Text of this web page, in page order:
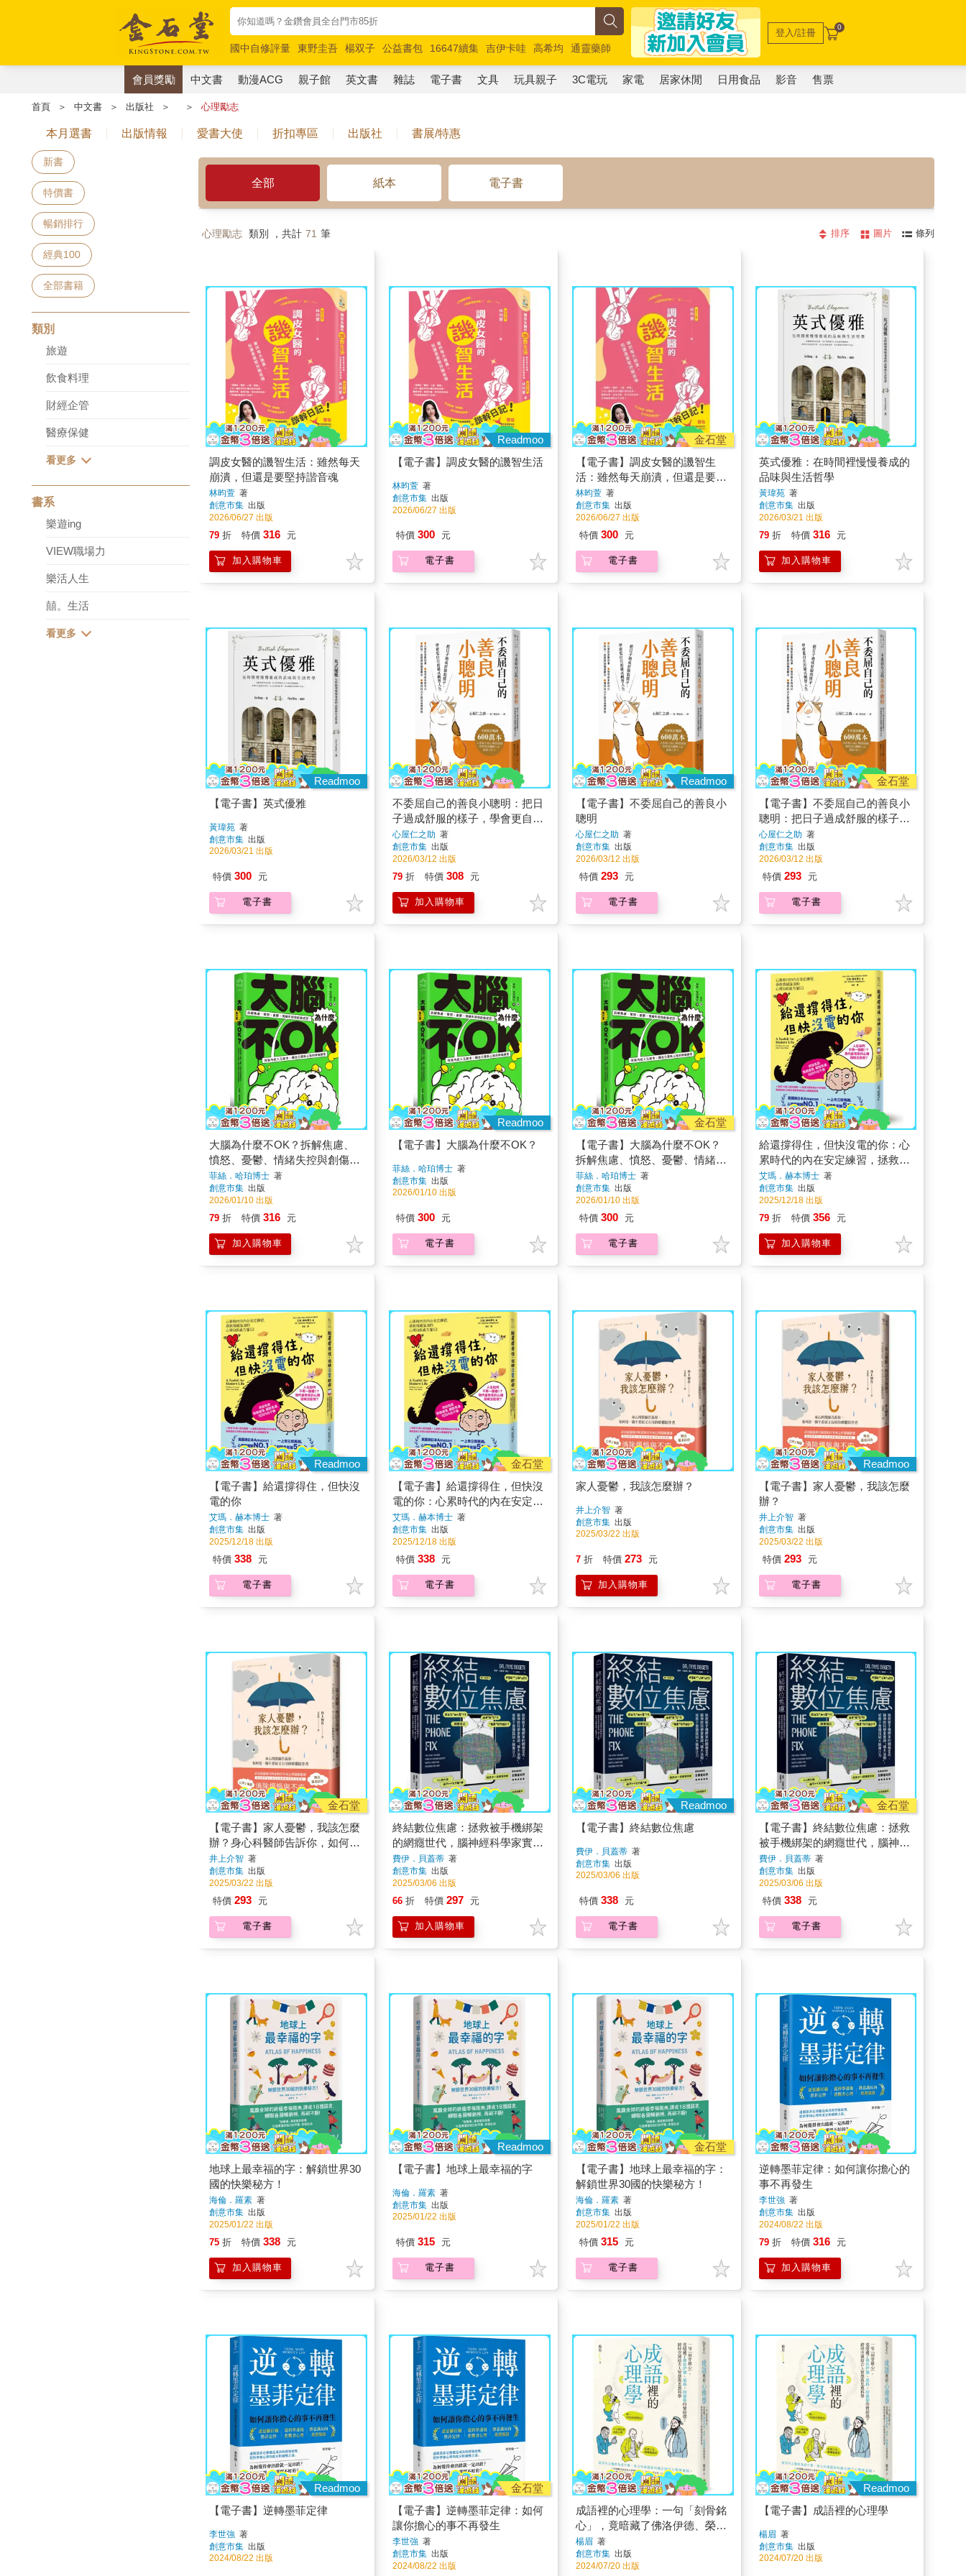
國中自修評量 東野圭吾 楊双子 公益書包 16647續集 吉伊卡哇 高希均
通靈藥師
唯紅花綻放
奧德賽 路邊攤新作 馬斯克 玩具總動員5 超慢跑
登入/註冊 0
會員獎勵 中文書 動漫ACG 親子館 英文書 雜誌 電子書 文具 玩具親子 3C電玩 家電 居家休閒 日用食品 影音 售票
首頁 ＞ 中文書 ＞ 出版社 ＞ ＞ 心理勵志
本月選書 出版情報 愛書大使 折扣專區 出版社 書展/特惠
新書
特價書
暢銷排行
經典100
全部書籍
類別
旅遊
飲食料理
財經企管
醫療保健
書系
樂遊ing
VIEW職場力
樂活人生
囍。生活
全部 紙本 電子書
心理勵志 類別 ，共計 71 筆 排序 圖片 條列
調皮女醫的譏智生活：雖然每天
崩潰，但還是要堅持諧音魂
林昀萱 著
創意市集 出版
2026/06/27 出版
79 折 特價 316 元
加入購物車
Readmoo
【電子書】調皮女醫的譏智生活
林昀萱著
創意市集 出版
2026/06/27 出版
特價 300 元
電子書
金石堂
【電子書】調皮女醫的譏智生
活：雖然每天崩潰，但還是要堅
持諧音魂
林昀萱著
創意市集 出版
2026/06/27 出版
特價 300 元
電子書
英式優雅：在時間裡慢慢養成的
品味與生活哲學
黃瑋苑著
創意市集 出版
2026/03/21 出版
79 折 特價 316 元
加入購物車
Readmoo
【電子書】英式優雅
黃瑋苑 著
創意市集 出版
2026/03/21 出版
特價 300 元
電子書
不委屈自己的善良小聰明：把日
子過成舒服的樣子，學會更自在
的貓式機智人生
心屋仁之助 著
創意市集 出版
2026/03/12 出版
79 折 特價 308 元
加入購物車
Readmoo
【電子書】不委屈自己的善良小
聰明
心屋仁之助 著
創意市集 出版
2026/03/12 出版
特價 293 元
電子書
金石堂
【電子書】不委屈自己的善良小
聰明：把日子過成舒服的樣子，
學會更自在的貓式機智人生
心屋仁之助 著
創意市集 出版
2026/03/12 出版
特價 293 元
電子書
大腦為什麼不OK？拆解焦慮、
憤怒、憂鬱、情緒失控與創傷成
因，改寫內在人生劇本，讓自己
重新上路的修復練習
菲絲．哈珀博士 著
創意市集 出版
2026/01/10 出版
79 折 特價 316 元
加入購物車
Readmoo
【電子書】大腦為什麼不OK？
菲絲．哈珀博士著
創意市集 出版
2026/01/10 出版
特價 300 元
電子書
金石堂
【電子書】大腦為什麼不OK？
拆解焦慮、憤怒、憂鬱、情緒失
控與創傷成因，改寫內在人生劇
本，讓自己重新上路的修復練習
菲絲．哈珀博士著
創意市集 出版
2026/01/10 出版
特價 300 元
電子書
給還撐得住，但快沒電的你：心
累時代的內在安定練習，拯救情
緒溢流的心理自救處方箋53
艾瑪．赫本博士著
創意市集 出版
2025/12/18 出版
79 折 特價 356 元
加入購物車
Readmoo
【電子書】給還撐得住，但快沒
電的你
艾瑪．赫本博士 著
創意市集 出版
2025/12/18 出版
特價 338 元
電子書
金石堂
【電子書】給還撐得住，但快沒
電的你：心累時代的內在安定練
習，拯救情緒溢流的心理自救處
方箋53
艾瑪．赫本博士著
創意市集 出版
2025/12/18 出版
特價 338 元
電子書
家人憂鬱，我該怎麼辦？
井上介智著
創意市集 出版
2025/03/22 出版
7 折 特價 273 元
加入購物車
Readmoo
【電子書】家人憂鬱，我該怎麼
辦？
井上介智著
創意市集 出版
2025/03/22 出版
特價 293 元
電子書
金石堂
【電子書】家人憂鬱，我該怎麼
辦？身心科醫師告訴你，如何當
一個不委屈又有用的療鬱陪伴者
井上介智 著
創意市集 出版
2025/03/22 出版
特價 293 元
電子書
終結數位焦慮：拯救被手機綁架
的網癮世代，腦神經科學家實證
「積木法則」，從原子習慣找回
大腦專注力
費伊．貝蓋蒂著
創意市集 出版
2025/03/06 出版
66 折 特價 297 元
加入購物車
Readmoo
【電子書】終結數位焦慮
費伊．貝蓋蒂著
創意市集 出版
2025/03/06 出版
特價 338 元
電子書
金石堂
【電子書】終結數位焦慮：拯救
被手機綁架的網癮世代，腦神經
科學家實證「積木法則」，從原
子習慣找回大腦專注力
費伊．貝蓋蒂著
創意市集 出版
2025/03/06 出版
特價 338 元
電子書
地球上最幸福的字：解鎖世界30
國的快樂秘方！
海倫．羅素 著
創意市集 出版
2025/01/22 出版
75 折 特價 338 元
加入購物車
Readmoo
【電子書】地球上最幸福的字
海倫．羅素著
創意市集 出版
2025/01/22 出版
特價 315 元
電子書
金石堂
【電子書】地球上最幸福的字：
解鎖世界30國的快樂秘方！
海倫．羅素著
創意市集 出版
2025/01/22 出版
特價 315 元
電子書
逆轉墨菲定律：如何讓你擔心的
事不再發生
李世強著
創意市集 出版
2024/08/22 出版
79 折 特價 316 元
加入購物車
Readmoo
【電子書】逆轉墨菲定律
李世強 著
創意市集 出版
2024/08/22 出版
金石堂
【電子書】逆轉墨菲定律：如何
讓你擔心的事不再發生
李世強著
創意市集 出版
2024/08/22 出版
成語裡的心理學：一句「刻骨銘
心」，竟暗藏了佛洛伊德、榮
格、阿德勒的情結說？跨時空連
結古人智慧與思想科學
楊眉著
創意市集 出版
2024/07/20 出版
Readmoo
【電子書】成語裡的心理學
楊眉著
創意市集 出版
2024/07/20 出版